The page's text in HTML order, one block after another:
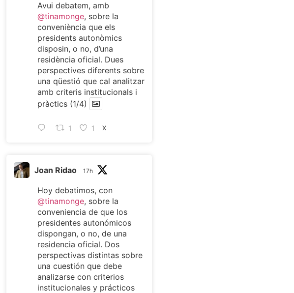
Avui debatem, amb
@tinamonge, sobre la
conveniència que els
presidents autonòmics
disposin, o no, d’una
residència oficial. Dues
perspectives diferents sobre
una qüestió que cal analitzar
amb criteris institucionals i
pràctics (1/4)
1 1 X
Joan Ridao 17h
Hoy debatimos, con
@tinamonge, sobre la
conveniencia de que los
presidentes autonómicos
dispongan, o no, de una
residencia oficial. Dos
perspectivas distintas sobre
una cuestión que debe
analizarse con criterios
institucionales y prácticos